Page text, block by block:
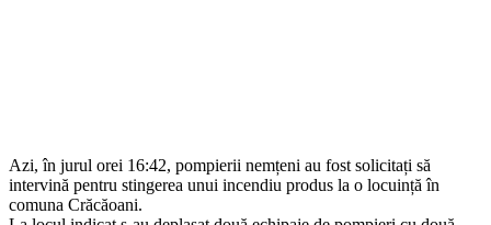
Azi, în jurul orei 16:42, pompierii nemțeni au fost solicitați să
intervină pentru stingerea unui incendiu produs la o locuință în
comuna Crăcăoani.